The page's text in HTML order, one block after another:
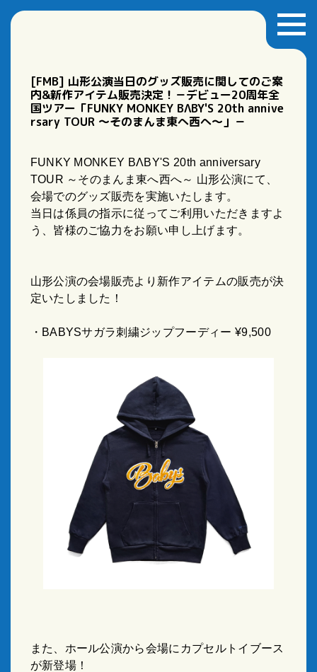
[FMB] 山形公演当日のグッズ販売に関してのご案
内&新作アイテム販売決定！－デビュー20周年全
国ツアー「FUNKY MONKEY BΛBY'S 20th annive
rsary TOUR ～そのまんま東へ西へ～」－
FUNKY MONKEY BΛBY'S 20th anniversary
TOUR ～そのまんま東へ西へ～ 山形公演にて、
会場でのグッズ販売を実施いたします。
当日は係員の指示に従ってご利用いただきますよ
う、皆様のご協力をお願い申し上げます。
山形公演の会場販売より新作アイテムの販売が決
定いたしました！
・BABYSサガラ刺繍ジップフーディー ¥9,500
また、ホール公演から会場にカプセルトイブース
が新登場！